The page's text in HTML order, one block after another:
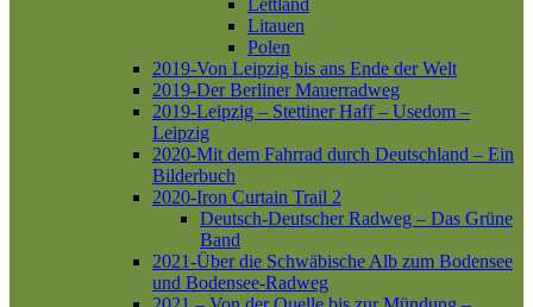
Lettland
Litauen
Polen
2019-Von Leipzig bis ans Ende der Welt
2019-Der Berliner Mauerradweg
2019-Leipzig – Stettiner Haff – Usedom –
Leipzig
2020-Mit dem Fahrrad durch Deutschland – Ein
Bilderbuch
2020-Iron Curtain Trail 2
Deutsch-Deutscher Radweg – Das Grüne
Band
2021-Über die Schwäbische Alb zum Bodensee
und Bodensee-Radweg